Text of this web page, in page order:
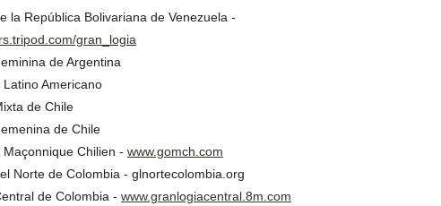
la República Bolivariana de Venezuela -
gran_logia
de Argentina
Americano
de Chile
de Chile
Chilien - www.gomch.com
Norte de Colombia - glnortecolombia.org
de Colombia - www.granlogiacentral.8m.com